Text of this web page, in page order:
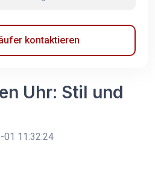
kontaktieren
Uhr: Stil und
01 11:32:24